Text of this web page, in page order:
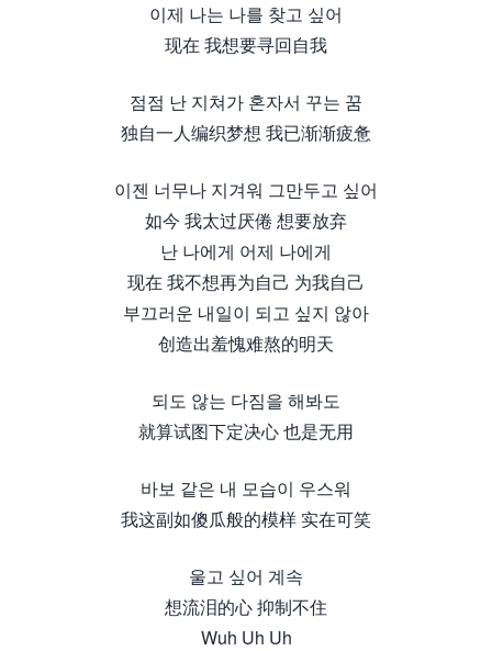
이제 나는 나를 찾고 싶어
现在 我想要寻回自我
점점 난 지쳐가 혼자서 꾸는 꿈
独自一人编织梦想 我已渐渐疲惫
이젠 너무나 지겨워 그만두고 싶어
如今 我太过厌倦 想要放弃
난 나에게 어제 나에게
现在 我不想再为自己 为我自己
부끄러운 내일이 되고 싶지 않아
创造出羞愧难熬的明天
되도 않는 다짐을 해봐도
就算试图下定决心 也是无用
바보 같은 내 모습이 우스워
我这副如傻瓜般的模样 实在可笑
울고 싶어 계속
想流泪的心 抑制不住
Wuh Uh Uh